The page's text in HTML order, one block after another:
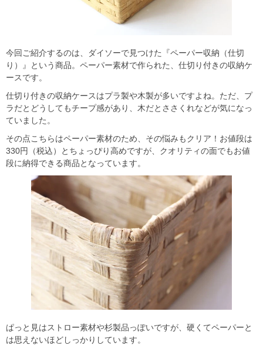
今回ご紹介するのは、ダイソーで見つけた『ペーパー収納（仕切
り）』という商品。ペーパー素材で作られた、仕切り付きの収納ケ
ースです。
仕切り付きの収納ケースはプラ製や木製が多いですよね。ただ、プ
ラだとどうしてもチープ感があり、木だとささくれなどが気になっ
ていました。
その点こちらはペーパー素材のため、その悩みもクリア！お値段は
330円（税込）とちょっぴり高めですが、クオリティの面でもお値
段に納得できる商品となっています。
ぱっと見はストロー素材や杉製品っぽいですが、硬くてペーパーと
は思えないほどしっかりしています。